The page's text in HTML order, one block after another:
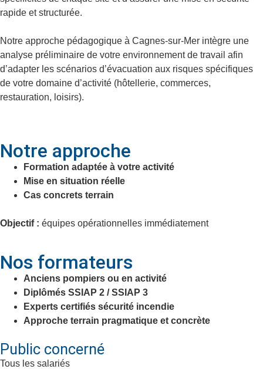
rapide et structurée.
Notre approche pédagogique à Cagnes-sur-Mer intègre une
analyse préliminaire de votre environnement de travail afin
d’adapter les scénarios d’évacuation aux risques spécifiques
de votre domaine d’activité (hôtellerie, commerces,
restauration, loisirs).
Notre approche
Formation adaptée à votre activité
Mise en situation réelle
Cas concrets terrain
Objectif : équipes opérationnelles immédiatement
Nos formateurs
Anciens pompiers ou en activité
Diplômés SSIAP 2 / SSIAP 3
Experts certifiés sécurité incendie
Approche terrain pragmatique et concrète
Public concerné
Tous les salariés